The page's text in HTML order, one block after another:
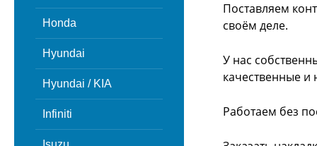
Honda
Hyundai
Hyundai / KIA
Infiniti
Поставляем
своём деле.
У нас
качественные и
Работаем без